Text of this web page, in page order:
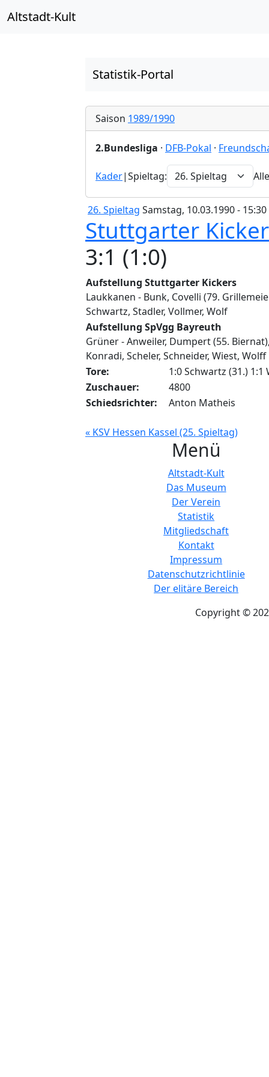
Altstadt-Kult
Statistik-Portal
Saison 1989/1990
2.Bundesliga · DFB-Pokal ·
Kader|Spieltag:
26. Spieltag Samstag, 10.03.1990 -
Stuttgarter
3:1 (1:0)
Aufstellung Stuttgarter Kickers
Laukkanen - Bunk, Covelli (79.
Schwartz, Stadler, Vollmer, Wolf
Aufstellung SpVgg Bayreuth
Grüner - Anweiler, Dumpert (55.
Konradi, Scheler, Schneider, Wiest, Wolff
Tore:
1:0 Schwartz (31.) 1:1
Zuschauer:
4800
Schiedsrichter:
Anton Matheis
« KSV Hessen Kassel (25. Spieltag)
Menü
Altstadt-Kult
Das Museum
Der Verein
Statistik
Mitgliedschaft
Kontakt
Impressum
Datenschutzrichtlinie
Der elitäre Bereich
Copyright ©